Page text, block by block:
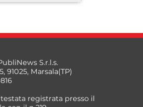
S.r.l.s.
91025, Marsala(TP)
registrata presso il